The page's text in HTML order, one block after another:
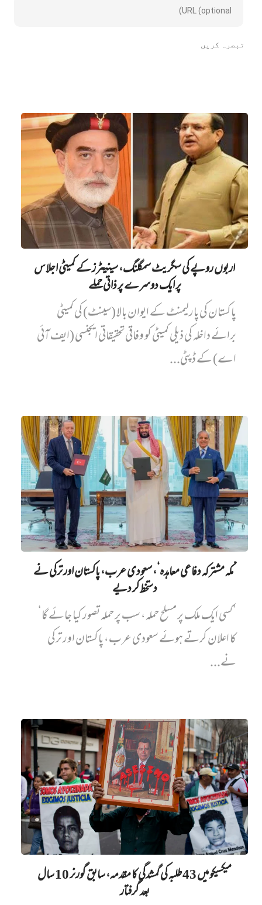
اربوں روپے کی سگریٹ سمگلنگ، سینیٹرز کے کمیٹی اجلاس
پر ایک دوسرے پر ذاتی حملے
پاکستان کی پارلیمنٹ کے ایوان بالا (سینٹ) کی کمیٹی
برائے داخلہ کی ذیلی کمیٹی کو وفاقی تحقیقاتی ایجنسی (ایف آئی
اے) کے ڈپٹی...
’مکہ مشترکہ دفاعی معاہدہ‘، سعودی عرب، پاکستان اور ترکی نے
دستخط کر دیے
’کسی ایک ملک پر مسلح حملہ، سب پر حملہ تصور کیا جائے گا‘
کا اعلان کرتے ہوئے سعودی عرب، پاکستان اور ترکی
نے...
میکسیکو میں 43 طلبہ کی گمشدگی کا مقدمہ، سابق گورنر 10 سال
بعد گرفتار